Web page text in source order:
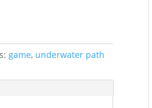
game, underwater path